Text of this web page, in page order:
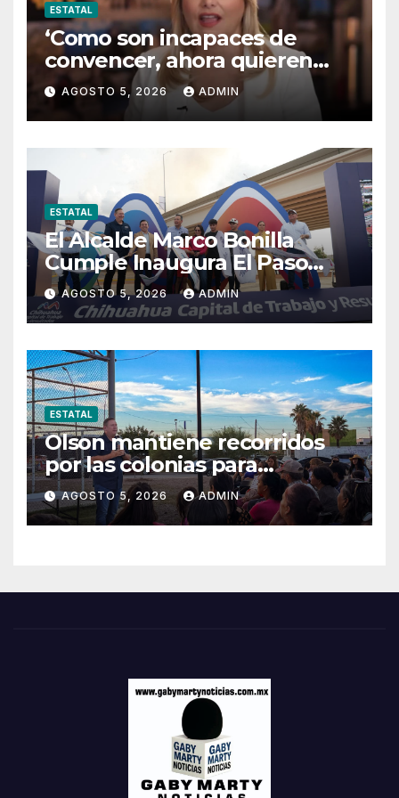
ESTATAL
‘Como son incapaces de
convencer, ahora quieren
censurar’
AGOSTO 5, 2026 ADMIN
ESTATAL
El Alcalde Marco Bonilla
Cumple Inaugura El Paso
Superior De Fuerza Aérea Y
Carretera Aldama
AGOSTO 5, 2026 ADMIN
ESTATAL
Olson mantiene recorridos
por las colonias para
escuchar a las familias
AGOSTO 5, 2026 ADMIN